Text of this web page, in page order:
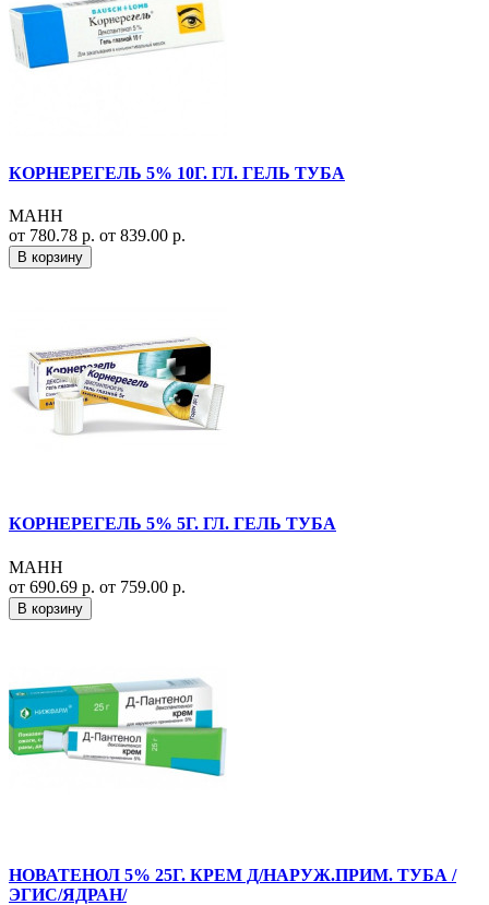
КОРНЕРЕГЕЛЬ 5% 10Г. ГЛ. ГЕЛЬ ТУБА
МАНН
от 780.78 р. от 839.00 р.
В корзину
КОРНЕРЕГЕЛЬ 5% 5Г. ГЛ. ГЕЛЬ ТУБА
МАНН
от 690.69 р. от 759.00 р.
В корзину
НОВАТЕНОЛ 5% 25Г. КРЕМ Д/НАРУЖ.ПРИМ. ТУБА /
ЭГИС/ЯДРАН/